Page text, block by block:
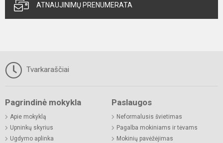
ATNAUJINIMŲ PRENUMERATA
Tvarkaraščiai
Pagrindinė mokykla
Apie mokyklą
Upninkų skyrius
Ugdymo aplinka
Paslaugos
Neformalusis švietimas
Pagalba mokiniams ir tėvams
Mokinių pavėžėjimas